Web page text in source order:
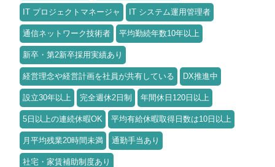
IT プロジェクトマネージャ IT システム運用管理者
通信ネットワーク技術者 平均勤続年数10年以上
新卒・第2新卒採用実績あり
経営理念や経営計画を社員が共有している DX推進中
設立30年以上 完全週休2日制 年間休日120日以上
5日以上の連続休暇OK 平均有給休暇取得日数は10日以上
月平均残業20時間未満 通勤手当あり
社宅・家賃補助制度あり